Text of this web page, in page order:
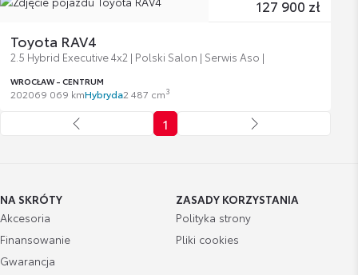
Toyota RAV4
2.5 Hybrid Executive 4x2 | Polski Salon | Serwis Aso |
WROCŁAW - CENTRUM
202069 069 kmHybryda2 487 cm3
127 900 zł
1
NA SKRÓTY
Akcesoria
Finansowanie
Gwarancja
ZASADY KORZYSTANIA
Polityka strony
Pliki cookies